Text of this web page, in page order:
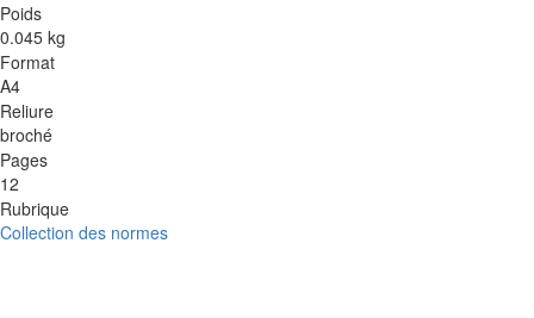
Poids
0.045 kg
Format
A4
Reliure
broché
Pages
12
Rubrique
Collection des normes